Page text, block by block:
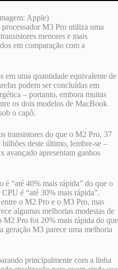
Apple)
M3 Pro utiliza uma
menores e mais
em comparação com a
em uma quantidade equivalente de
podem ser concluídas em
– portanto, embora muitas
os dois modelos de MacBook
o capô.
transistores do que o M2 Pro, 37
deste último, lembre-se –
avançado apresentam ganhos
“até 40% mais rápida” do que o
é “até 30% mais rápida”.
o M2 Pro e o M3 Pro, mas
algumas melhorias modestas de
Pro foi 20% mais rápida do que
geração M3 parece uma melhoria
principalmente com a linha